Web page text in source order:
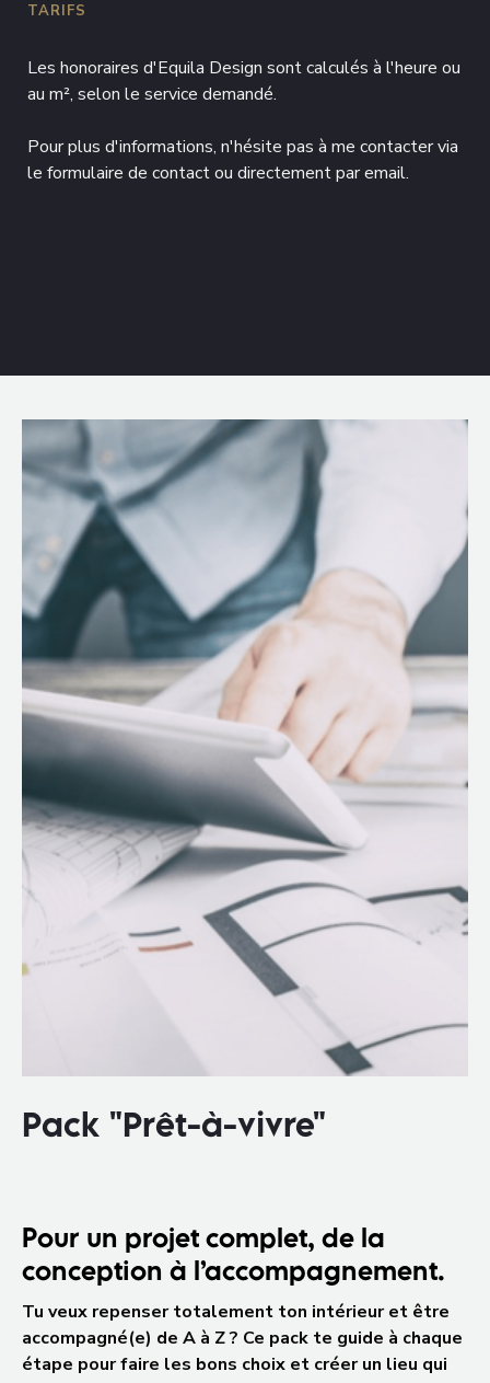
TARIFS
Les honoraires d'Equila Design sont calculés à l'heure ou
au m², selon le service demandé.
Pour plus d'informations, n'hésite pas à me contacter via
le formulaire de contact ou directement par email.
Pack "Prêt-à-vivre"
Pour un projet complet, de la
conception à l’accompagnement.
Tu veux repenser totalement ton intérieur et être
accompagné(e) de A à Z ? Ce pack te guide à chaque
étape pour faire les bons choix et créer un lieu qui